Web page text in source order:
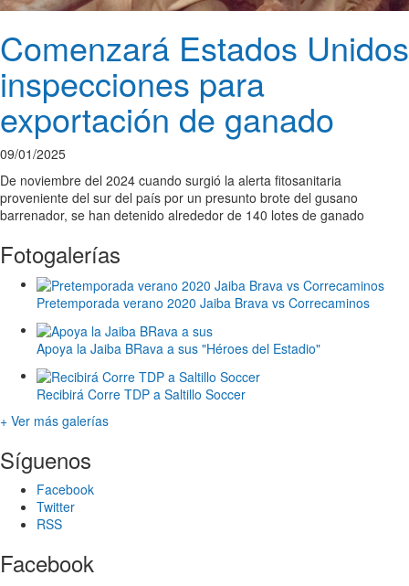
Comenzará Estados Unidos
inspecciones para
exportación de ganado
09/01/2025
De noviembre del 2024 cuando surgió la alerta fitosanitaria
proveniente del sur del país por un presunto brote del gusano
barrenador, se han detenido alrededor de 140 lotes de ganado
Fotogalerías
Pretemporada verano 2020 Jaiba Brava vs Correcaminos
Apoya la Jaiba BRava a sus "Héroes del Estadio"
Recibirá Corre TDP a Saltillo Soccer
+ Ver más galerías
Síguenos
Facebook
Twitter
RSS
Facebook